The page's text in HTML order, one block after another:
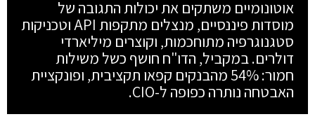
אוטונומיים משתקים את יכולות התגובה של
מוסדות פיננסיים, מנצלים מתקפות API וטכניקות
סטגנוגרפיה מתוחכמות, וקוצרים מיליארדי
דולרים. במקביל, הדו"ח חושף כשל משילות
חמור: 54% מהבנקים קפאו תקציבית, ופונקציית
האבטחה נותרה כפופה ל-CIO.